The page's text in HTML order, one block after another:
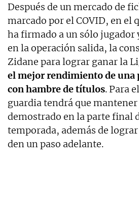
Después de un mercado de
marcado por el COVID, en el
ha firmado a un sólo jugador
en la operación salida, la
Zidane para lograr ganar la
el mejor rendimiento de una
con hambre de títulos. Para
guardia tendrá que
demostrado en la parte final
temporada, además de
den un paso adelante.